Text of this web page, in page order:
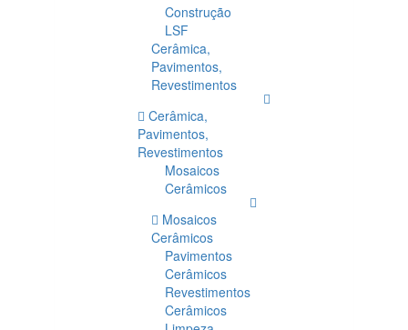
Construção
LSF
Cerâmica,
Pavimentos,
Revestimentos
Cerâmica,
Pavimentos,
Revestimentos
Mosaicos
Cerâmicos
Mosaicos
Cerâmicos
Pavimentos
Cerâmicos
Revestimentos
Cerâmicos